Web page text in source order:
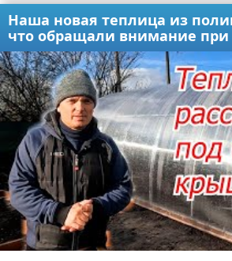
Наша новая теплица из
что обращали внимание при